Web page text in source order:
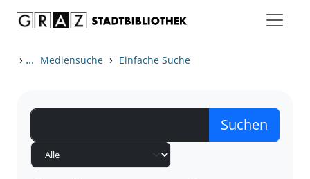
› ... Mediensuche › Einfache Suche